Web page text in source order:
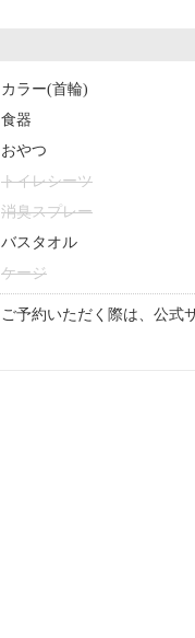
カラー(首輪)
食器
おやつ
トイレシーツ
消臭スプレー
バスタオル
ケージ
ご予約いただく際は、公式